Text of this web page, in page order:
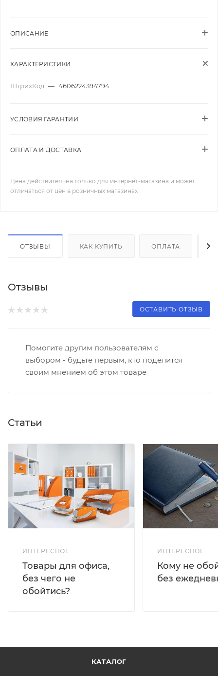
ОПИСАНИЕ
ХАРАКТЕРИСТИКИ
ШтрихКод — 4606224394794
УСЛОВИЯ ГАРАНТИИ
ОПЛАТА И ДОСТАВКА
Цена действительна только для интернет-магазина и может
отличаться от цен в розничных магазинах
ОТЗЫВЫ КАК КУПИТЬ ОПЛАТА
Отзывы
ОСТАВИТЬ ОТЗЫВ
Помогите другим пользователям с
выбором - будьте первым, кто поделится
своим мнением об этом товаре
Статьи
ИНТЕРЕСНОЕ
Товары для офиса,
без чего не
обойтись?
ИНТЕРЕСНОЕ
Кому не
без
КАТАЛОГ